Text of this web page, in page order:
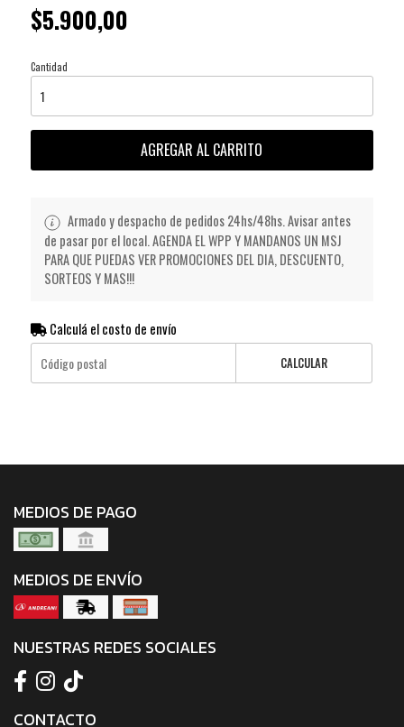
$5.900,00
Cantidad
AGREGAR AL CARRITO
Armado y despacho de pedidos 24hs/48hs. Avisar antes
de pasar por el local. AGENDA EL WPP Y MANDANOS UN MSJ
PARA QUE PUEDAS VER PROMOCIONES DEL DIA, DESCUENTO,
SORTEOS Y MAS!!!
Calculá el costo de envío
CALCULAR
MEDIOS DE PAGO
MEDIOS DE ENVÍO
NUESTRAS REDES SOCIALES
CONTACTO